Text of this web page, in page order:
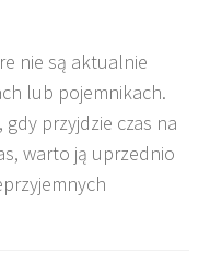
nie są aktualnie
lub pojemnikach.
przyjdzie czas na
warto ją uprzednio